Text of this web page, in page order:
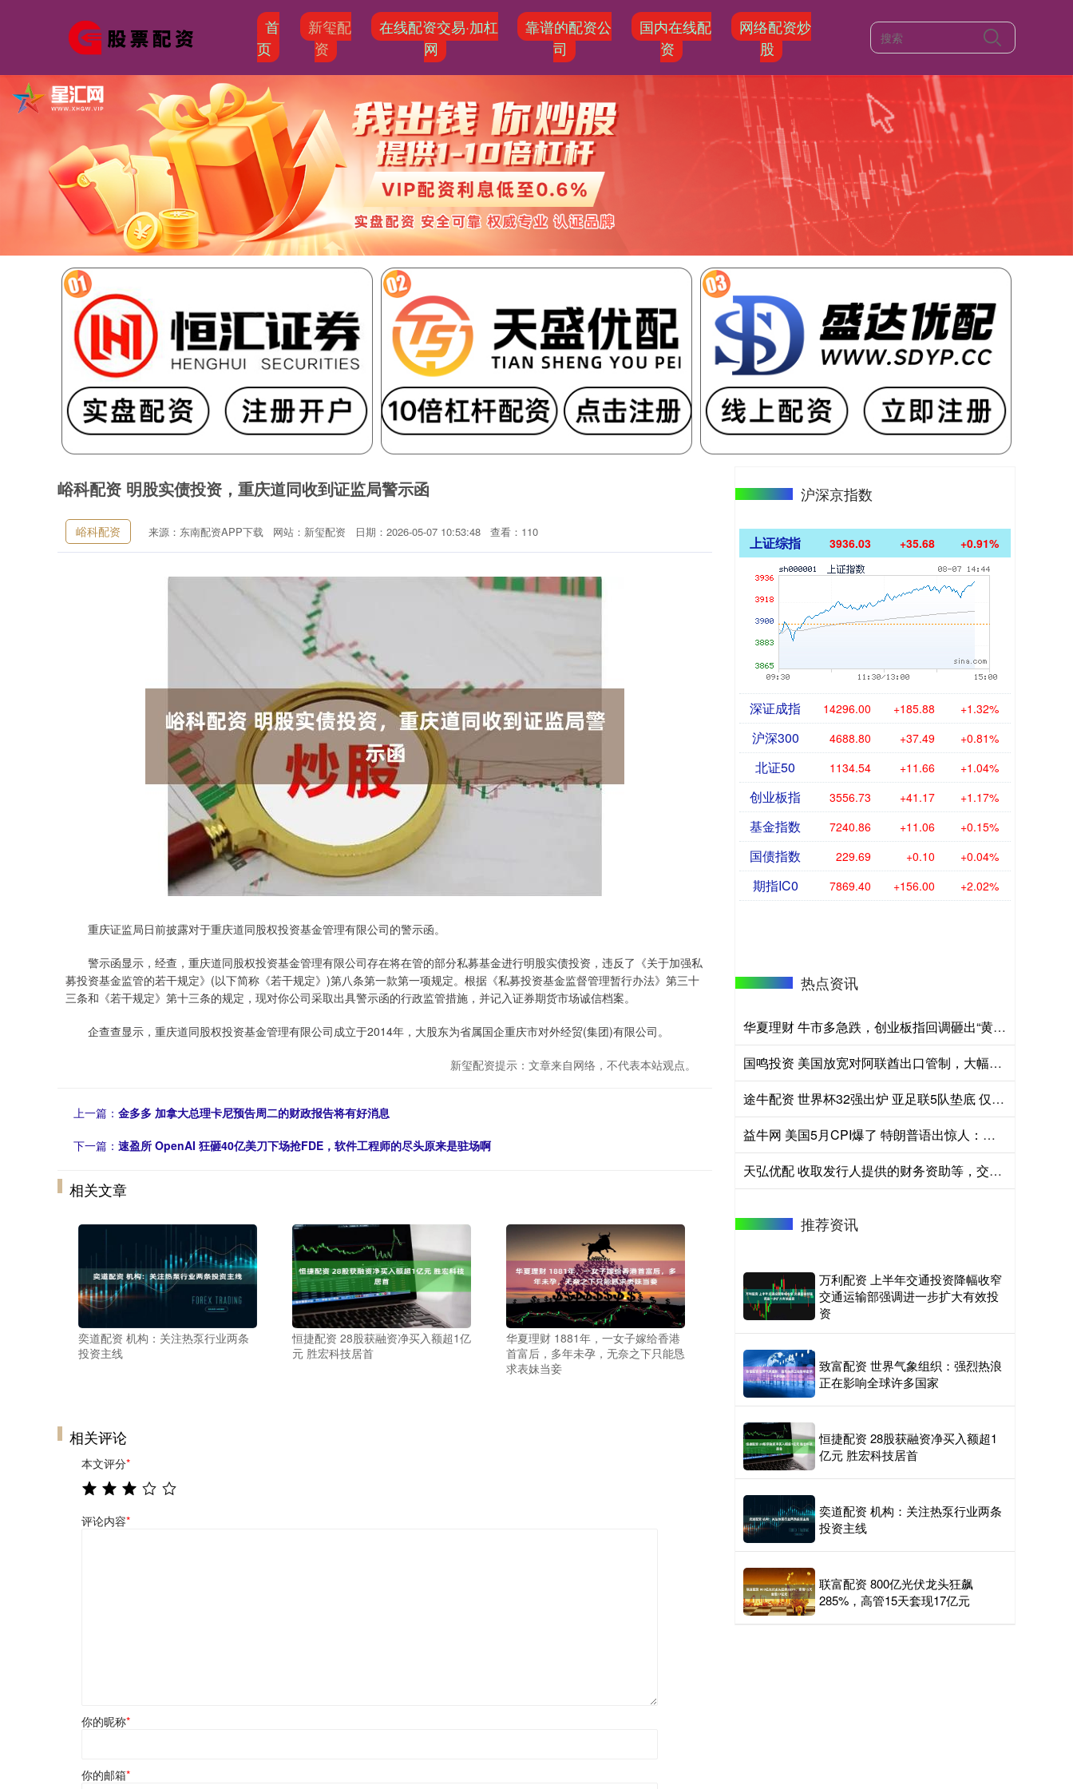
首
页
新玺配
资
在线配资交易·加杠
网
靠谱的配资公
司
国内在线配
资
网络配资炒
股
峪科配资 明股实债投资，重庆道同收到证监局警示函
峪科配资 来源：东南配资APP下载 网站：新玺配资 日期：2026-05-07 10:53:48 查看：110
重庆证监局日前披露对于重庆道同股权投资基金管理有限公司的警示函。
警示函显示，经查，重庆道同股权投资基金管理有限公司存在将在管的部分私募基金进行明股实债投资，违反了《关于加强私
募投资基金监管的若干规定》(以下简称《若干规定》)第八条第一款第一项规定。根据《私募投资基金监督管理暂行办法》第三十
三条和《若干规定》第十三条的规定，现对你公司采取出具警示函的行政监管措施，并记入证券期货市场诚信档案。
企查查显示，重庆道同股权投资基金管理有限公司成立于2014年，大股东为省属国企重庆市对外经贸(集团)有限公司。
新玺配资提示：文章来自网络，不代表本站观点。
上一篇： 金多多 加拿大总理卡尼预告周二的财政报告将有好消息
下一篇： 速盈所 OpenAI 狂砸40亿美刀下场抢FDE，软件工程师的尽头原来是驻场啊
相关文章
奕道配资 机构：关注热泵行业两条
投资主线
恒捷配资 28股获融资净买入额超1亿
元 胜宏科技居首
华夏理财 1881年，一女子嫁给香港
首富后，多年未孕，无奈之下只能恳
求表妹当妾
相关评论
本文评分*
评论内容*
你的昵称*
你的邮箱*
沪深京指数
上证综指 3936.03 +35.68 +0.91%
深证成指 14296.00 +185.88 +1.32%
沪深300 4688.80 +37.49 +0.81%
北证50 1134.54 +11.66 +1.04%
创业板指 3556.73 +41.17 +1.17%
基金指数 7240.86 +11.06 +0.15%
国债指数 229.69 +0.10 +0.04%
期指IC0 7869.40 +156.00 +2.02%
热点资讯
华夏理财 牛市多急跌，创业板指回调砸出“黄金坑”？
国鸣投资 美国放宽对阿联酋出口管制，大幅深化双方人工智能与防务合作
途牛配资 世界杯32强出炉 亚足联5队垫底 仅2队晋级
益牛网 美国5月CPI爆了 特朗普语出惊人：我爱通胀！
天弘优配 收取发行人提供的财务资助等，交易商协会处分多家机构
推荐资讯
万利配资 上半年交通投资降幅收窄
交通运输部强调进一步扩大有效投
资
致富配资 世界气象组织：强烈热浪
正在影响全球许多国家
恒捷配资 28股获融资净买入额超1
亿元 胜宏科技居首
奕道配资 机构：关注热泵行业两条
投资主线
联富配资 800亿光伏龙头狂飙
285%，高管15天套现17亿元